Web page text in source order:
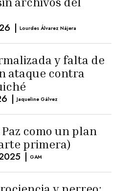
| Lourdes Álvarez Nájera
y falta de
ataque contra
| Jaqueline Gálvez
como un plan
primera)
| GAM